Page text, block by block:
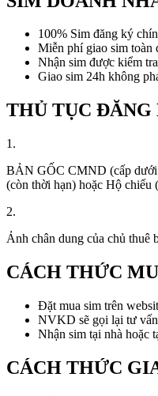
100% Sim đăng ký
Miễn phí giao sim toàn
Nhận sim được kiểm
Giao sim 24h không
THỦ TỤC ĐĂNG
1.
BẢN GỐC CMND (cấp dưới
(còn thời hạn) hoặc Hộ chiếu
2.
Ảnh chân dung của chủ thuê
CÁCH THỨC
Đặt mua sim trên
NVKD sẽ gọi lại tư
Nhận sim tại nhà hoặc
CÁCH THỨC